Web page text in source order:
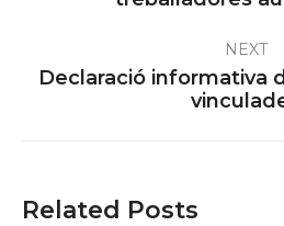
NEXT
Declaració informativa
Related Posts